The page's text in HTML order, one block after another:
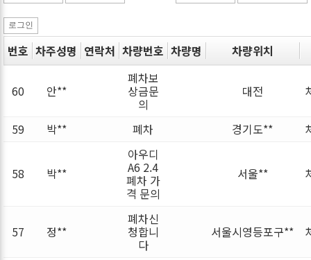
로그인
번호 차주성명 연락처 차량번호 차량명 차량위치
60 안**
폐차보
상금문
의
대전
59 박** 폐차 경기도**
58 박**
아우디
A6 2.4
폐차 가
격 문의
서울**
57 정**
폐차신
청합니
다
서울시영등포구**